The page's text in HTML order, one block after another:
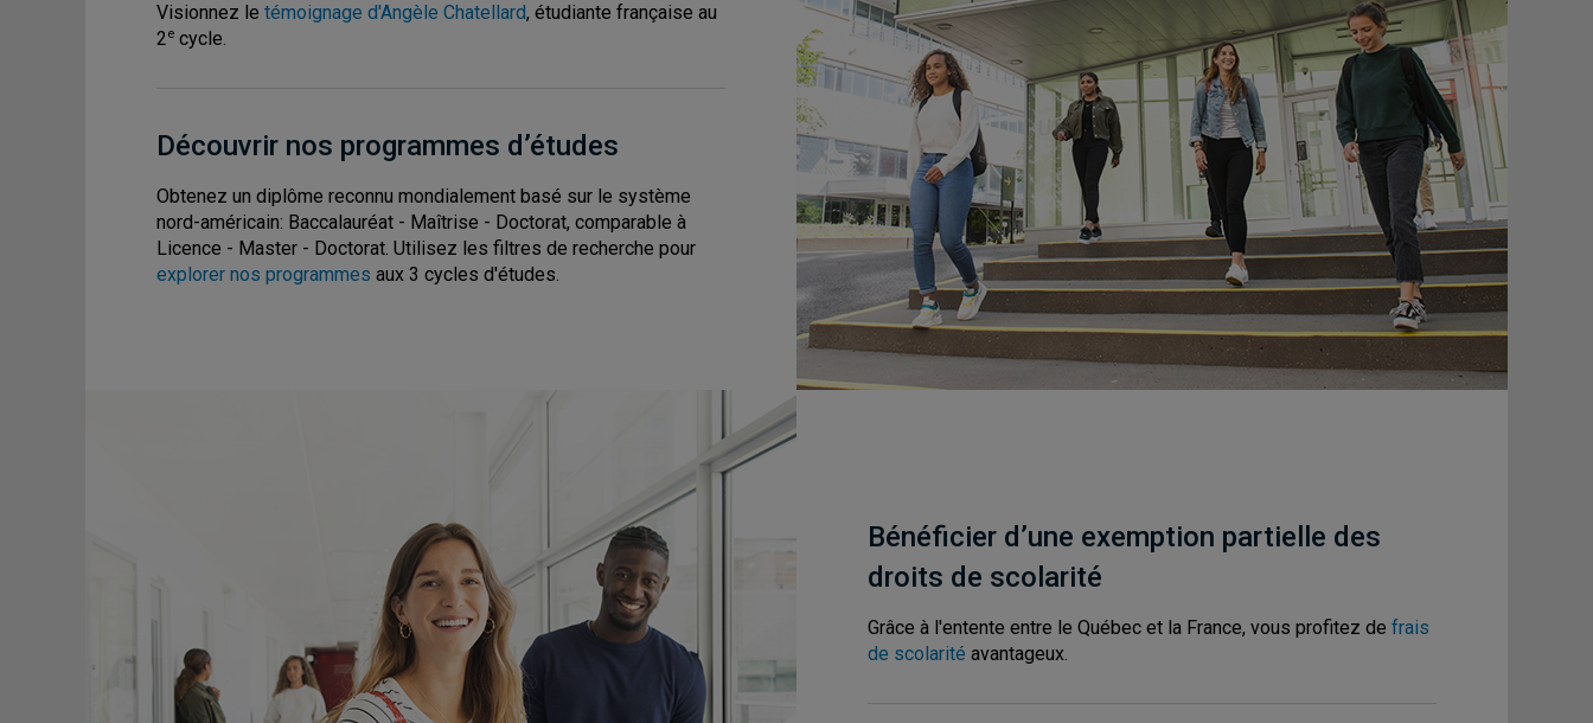
Visionnez le témoignage d'Angèle Chatellard, étudiante française au
2e cycle.
Découvrir nos programmes d’études
Obtenez un diplôme reconnu mondialement basé sur le système
nord-américain: Baccalauréat - Maîtrise - Doctorat, comparable à
Licence - Master - Doctorat. Utilisez les filtres de recherche pour
explorer nos programmes aux 3 cycles d'études.
Bénéficier d’une exemption partielle des
droits de scolarité
Grâce à l'entente entre le Québec et la France, vous profitez de frais
de scolarité avantageux.